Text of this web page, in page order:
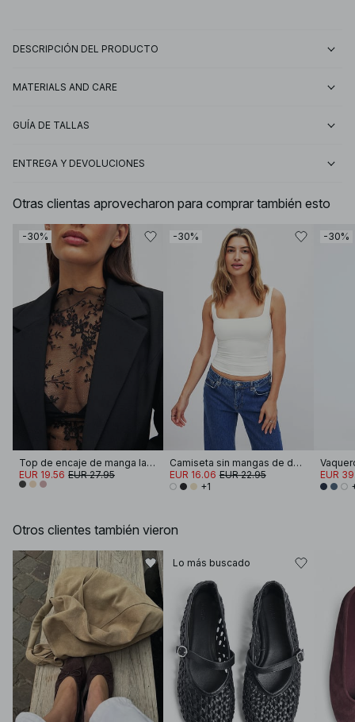
DESCRIPCIÓN DEL PRODUCTO
MATERIALS AND CARE
GUÍA DE TALLAS
ENTREGA Y DEVOLUCIONES
Otras clientas aprovecharon para comprar también esto
-30%
Top de encaje de manga larga
EUR 19.56 EUR 27.95
-30%
Camiseta sin mangas de doble pliegue
EUR 16.06 EUR 22.95
+1
-30%
EUR
Otros clientes también vieron
Lo más buscado